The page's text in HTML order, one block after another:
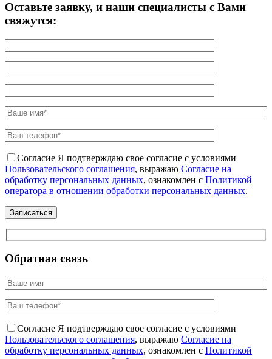
Оставьте заявку, и наши специалисты с Вами
свяжутся:
Согласие Я подтверждаю свое согласие с условиями
Пользовательского соглашения, выражаю Согласие на
обработку персональных данных, ознакомлен с Политикой
оператора в отношении обработки персональных данных.
Обратная связь
Согласие Я подтверждаю свое согласие с условиями
Пользовательского соглашения, выражаю Согласие на
обработку персональных данных, ознакомлен с Политикой